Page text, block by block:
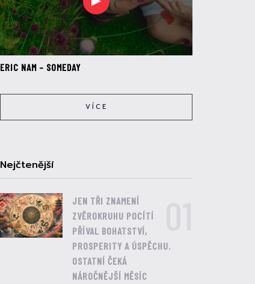
ERIC NAM – SOMEDAY
VÍCE
Nejčtenější
JEN TŘI ZNAMENÍ
ZVĚROKRUHU POCÍTÍ
PŘÍVAL BOHATSTVÍ,
PROSPERITY A ÚSPĚCHU.
OSTATNÍ ČEKÁ
NÁROČNĚJŠÍ MĚSÍC